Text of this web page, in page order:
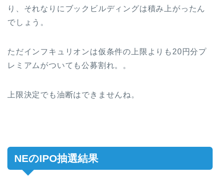
り、それなりにブックビルディングは積み上がったん
でしょう。
ただインフキュリオンは仮条件の上限よりも20円分プ
レミアムがついても公募割れ。。
上限決定でも油断はできませんね。
NEのIPO抽選結果